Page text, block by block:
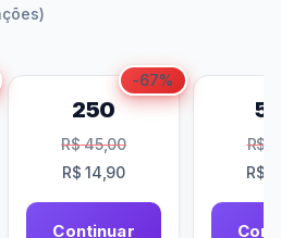
-67%
250
R$45,00
R$ 14,90
Continuar
R$
R$